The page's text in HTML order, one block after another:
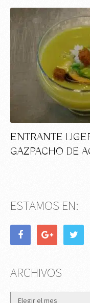
ENTRANTE
GAZPACHO DE
ESTAMOS EN:
ARCHIVOS
Archivos